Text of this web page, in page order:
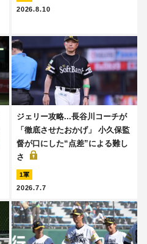
2026.8.10
ジェリー攻略...長谷川コーチが
「徹底させたおかげ」 小久保監
督が口にした“点差”による難し
さ
1軍
2026.7.7